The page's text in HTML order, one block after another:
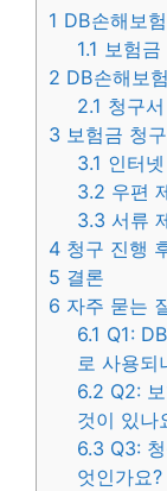
1 DB손해보
1.1 보험금
2 DB손해보
2.1 청구
3 보험금 청
3.1 인터
3.2 우편
3.3 서류
4 청구 진행
5 결론
6 자주 묻는
6.1 Q1:
로 사용되
6.2 Q2:
것이 있나
6.3 Q3:
엇인가요?